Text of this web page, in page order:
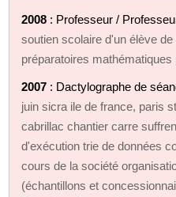
2008 : Professeur /
soutien scolaire d'un élève
préparatoires mathématiques
2007 : Dactylographe de
juin sicra ile de france, paris
cabrillac chantier carre
d'exécution trie de données
cours de la société
(échantillons et